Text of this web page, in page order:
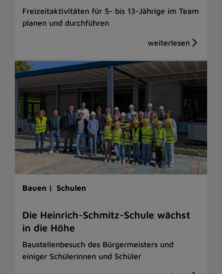
Freizeitaktivitäten für 5- bis 13-Jährige im Team
planen und durchführen
Bauen | Schulen
Die Heinrich-Schmitz-Schule wächst
in die Höhe
Baustellenbesuch des Bürgermeisters und
einiger Schülerinnen und Schüler